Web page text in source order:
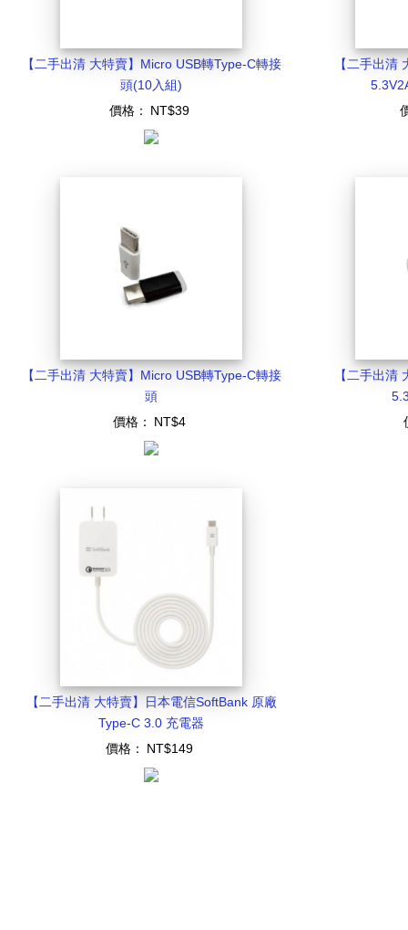
【二手出清 大特賣】Micro USB轉Type-C轉接
頭(10入組)
價格：
NT$39
【二手出清
【二手出清 大特賣】Micro USB轉Type-C轉接
頭
價格：
NT$4
【二手出清
【二手出清 大特賣】日本電信SoftBank 原廠
Type-C 3.0 充電器
價格：
NT$149